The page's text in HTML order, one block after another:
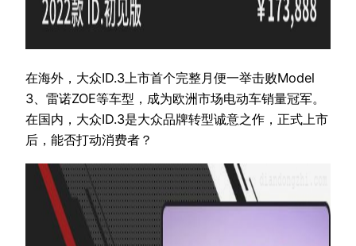
在海外，大众ID.3上市首个完整月便一举击败Model
3、雷诺ZOE等车型，成为欧洲市场电动车销量冠军。
在国内，大众ID.3是大众品牌转型诚意之作，正式上市
后，能否打动消费者？